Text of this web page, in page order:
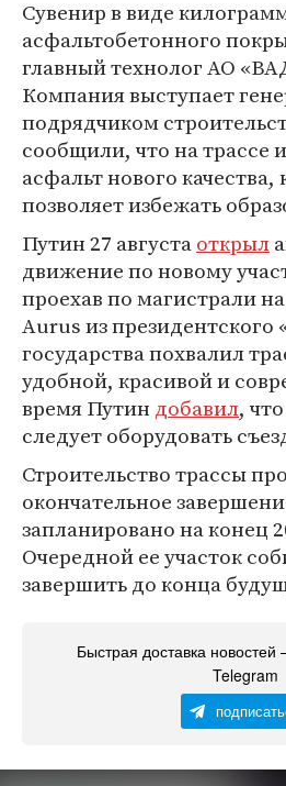
Сувенир в виде
асфальтобетонного
главный технолог АО
Компания выступает
подрядчиком
сообщили, что на трассе
асфальт нового
позволяет избежать
Путин 27 августаоткрыл
движение по новому
проехав по магистрали
Aurus из президентского
государства похвалил
удобной, красивой и
время Путиндобавил,
следует оборудовать
Строительство трассы
окончательное
запланировано на конец
Очередной ее участок
завершить до конца
Быстрая доставка
Telegram